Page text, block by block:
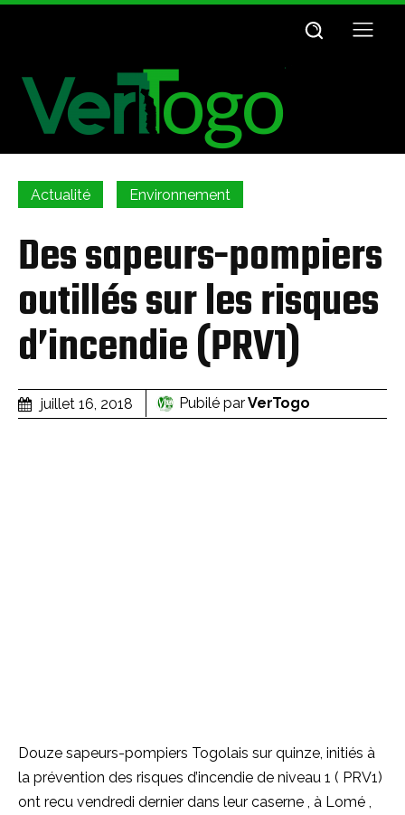
Actualité Environnement
Des sapeurs-pompiers
outillés sur les risques
d’incendie (PRV1)
juillet 16, 2018 Pubilé parVerTogo
Douze sapeurs-pompiers Togolais sur quinze, initiés à
la prévention des risques d’incendie de niveau 1 ( PRV1)
ont recu vendredi dernier dans leur caserne , à Lomé ,